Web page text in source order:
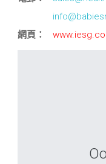
網頁：